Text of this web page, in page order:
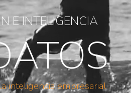
E INTELIGENCIA
inteligencia empresarial